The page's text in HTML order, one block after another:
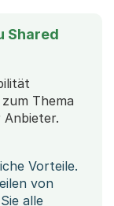
Shared
Thema
Vorteile.
von
alle